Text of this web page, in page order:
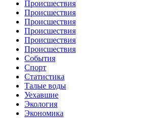
Происшествия
Происшествия
Происшествия
Происшествия
Происшествия
Происшествия
События
Спорт
Статистика
Талые воды
Уехавшие
Экология
Экономика